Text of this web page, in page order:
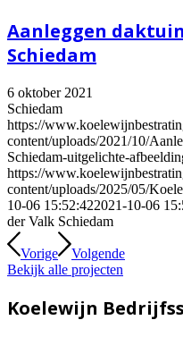
Aanleggen
Schiedam
6 oktober 2021
Schiedam
https://
content/uploads/2021/10/
Schiedam-uitgelichte-
https://
content/uploads/2025/05/
10-06 15:52:422021-10-06
der Valk Schiedam
Vorige
Volgende
Bekijk alle projecten
Koelewijn